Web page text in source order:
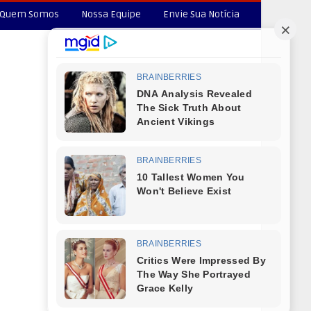
Quem Somos Nossa Equipe Envie Sua Notícia